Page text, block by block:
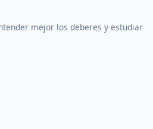
mejor los deberes y estudiar